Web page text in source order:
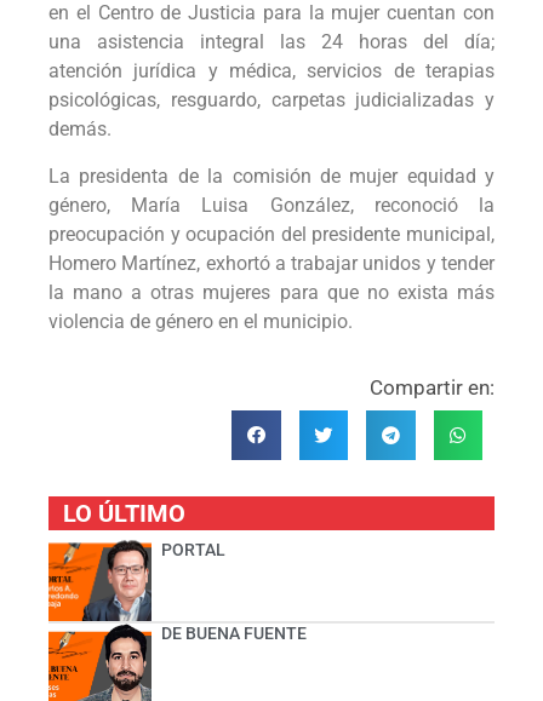
en el Centro de Justicia para la mujer cuentan con
una asistencia integral las 24 horas del día;
atención jurídica y médica, servicios de terapias
psicológicas, resguardo, carpetas judicializadas y
demás.
La presidenta de la comisión de mujer equidad y
género, María Luisa González, reconoció la
preocupación y ocupación del presidente municipal,
Homero Martínez, exhortó a trabajar unidos y tender
la mano a otras mujeres para que no exista más
violencia de género en el municipio.
Compartir en:
LO ÚLTIMO
PORTAL
DE BUENA FUENTE